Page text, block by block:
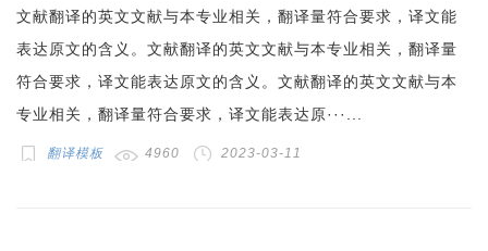
文献翻译的英文文献与本专业相关，翻译量符合要求，译文能
表达原文的含义。文献翻译的英文文献与本专业相关，翻译量
符合要求，译文能表达原文的含义。文献翻译的英文文献与本
专业相关，翻译量符合要求，译文能表达原···...
翻译模板 4960 2023-03-11